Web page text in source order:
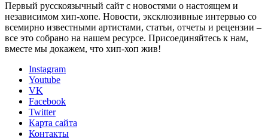
Первый русскоязычный сайт с новостями о настоящем и
независимом хип-хопе. Новости, эксклюзивные интервью со
всемирно известными артистами, статьи, отчеты и рецензии –
все это собрано на нашем ресурсе. Присоединяйтесь к нам,
вместе мы докажем, что хип-хоп жив!
Instagram
Youtube
VK
Facebook
Twitter
Карта сайта
Контакты